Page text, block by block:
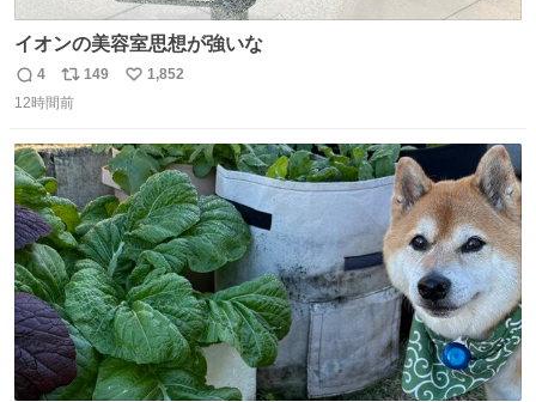
イオンの美容室思想が強いな
返
信
4
リ
ポ
ト
数
149
い
数
1,852
12時間前